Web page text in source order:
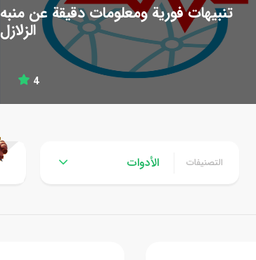
تنبيهات فورية ومعلومات دقيقة عن منبه
الزلازل
4
التصنيفات الأدوات